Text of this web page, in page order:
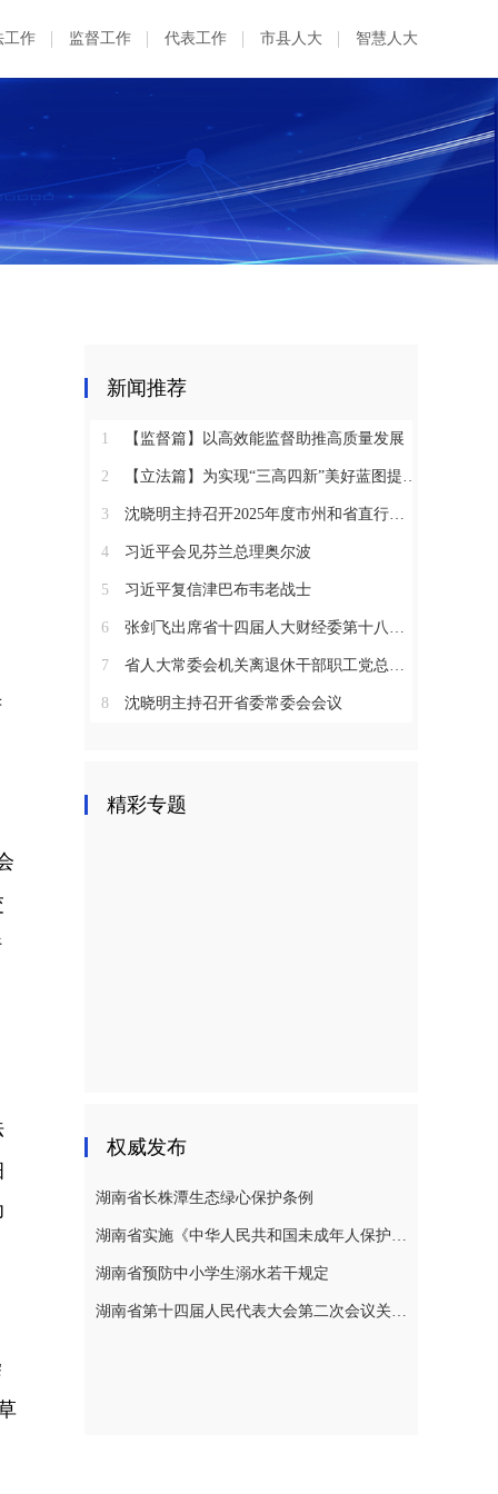
工作 监督工作 代表工作 市县人大 智慧人大
新闻推荐
1 【监督篇】以高效能监督助推高质量发展
2 【立法篇】为实现“三高四新”美好蓝图提供坚实法治保障
3 沈晓明主持召开2025年度市州和省直行业系统党（工）委书记抓基层党建工作述职评议会议
4 习近平会见芬兰总理奥尔波
5 习近平复信津巴布韦老战士
6 张剑飞出席省十四届人大财经委第十八次全体会议
7 省人大常委会机关离退休干部职工党总支召开2025年度总结表彰大会
8 沈晓明主持召开省委常委会会议
精彩专题
权威发布
湖南省长株潭生态绿心保护条例
湖南省实施《中华人民共和国未成年人保护法》若干规定
湖南省预防中小学生溺水若干规定
湖南省第十四届人民代表大会第二次会议关于湖南省人民代表大会常务委员会工作报告的决议